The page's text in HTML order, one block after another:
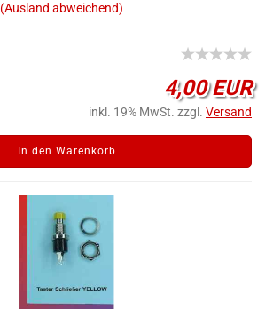
(Ausland abweichend)
4,00 EUR
inkl. 19% MwSt. zzgl. Versand
In den Warenkorb